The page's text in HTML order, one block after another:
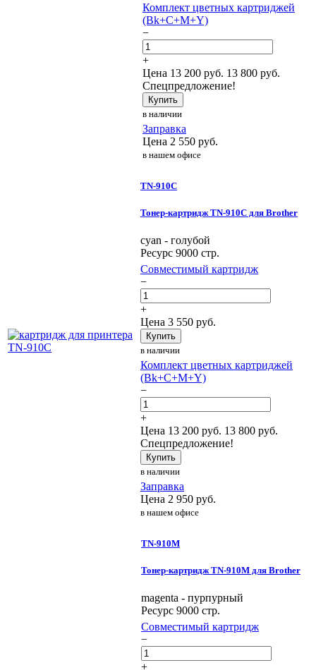
Комплект цветных картриджей
(Bk+C+M+Y)
−
+
Цена 13 200 руб. 13 800 руб.
Спецпредложение!
Купить
в наличии
Заправка
Цена 2 550 руб.
в нашем офисе
TN-910C
Тонер-картридж TN-910C для Brother
cyan - голубой
Ресурс 9000 стр.
Совместимый картридж
−
+
Цена 3 550 руб.
Купить
в наличии
Комплект цветных картриджей
(Bk+C+M+Y)
−
+
Цена 13 200 руб. 13 800 руб.
Спецпредложение!
Купить
в наличии
Заправка
Цена 2 950 руб.
в нашем офисе
TN-910M
Тонер-картридж TN-910M для Brother
magenta - пурпурный
Ресурс 9000 стр.
Совместимый картридж
−
+